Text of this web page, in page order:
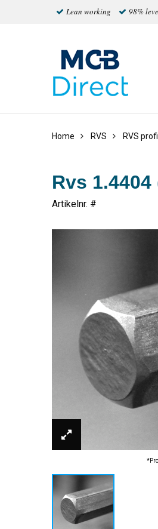
Lean working 98%
Home RVS RVS
Rvs
Artikelnr. #